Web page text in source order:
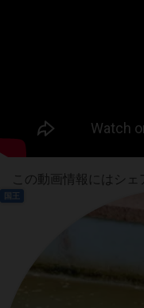
この動画情報にはシェ
国王